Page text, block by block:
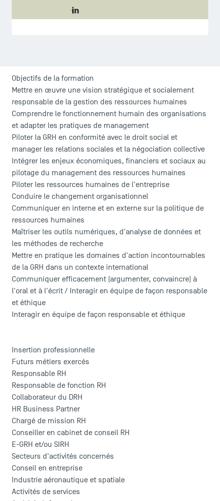
Accéder au LinkedIn de Nawel Sidi Ali
Objectifs de la formation
Mettre en œuvre une vision stratégique et socialement
responsable de la gestion des ressources humaines
Comprendre le fonctionnement humain des organisations
et adapter les pratiques de management
Piloter la GRH en conformité avec le droit social et
manager les relations sociales et la négociation collective
Intégrer les enjeux économiques, financiers et sociaux au
pilotage du management des ressources humaines
Piloter les ressources humaines de l'entreprise
Conduire le changement organisationnel
Communiquer en interne et en externe sur la politique de
ressources humaines
Maîtriser les outils numériques, d'analyse de données et
les méthodes de recherche
Mettre en pratique les domaines d'action incontournables
de la GRH dans un contexte international
Communiquer efficacement (argumenter, convaincre) à
l'oral et à l'écrit / Interagir en équipe de façon responsable
et éthique
Interagir en équipe de façon responsable et éthique
Insertion professionnelle
Futurs métiers exercés
Responsable RH
Responsable de fonction RH
Collaborateur du DRH
HR Business Partner
Chargé de mission RH
Conseiller en cabinet de conseil RH
E-GRH et/ou SIRH
Secteurs d'activités concernés
Conseil en entreprise
Industrie aéronautique et spatiale
Activités de services